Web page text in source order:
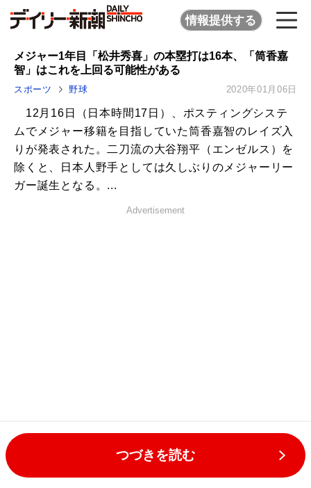
情報提供する
メジャー1年目「松井秀喜」の本塁打は16本、「筒香嘉
智」はこれを上回る可能性がある
スポーツ 野球 2020年01月06日
12月16日（日本時間17日）、ポスティングシステ
ムでメジャー移籍を目指していた筒香嘉智のレイズ入
りが発表された。二刀流の大谷翔平（エンゼルス）を
除くと、日本人野手としては久しぶりのメジャーリー
ガー誕生となる。...
Advertisement
つづきを読む